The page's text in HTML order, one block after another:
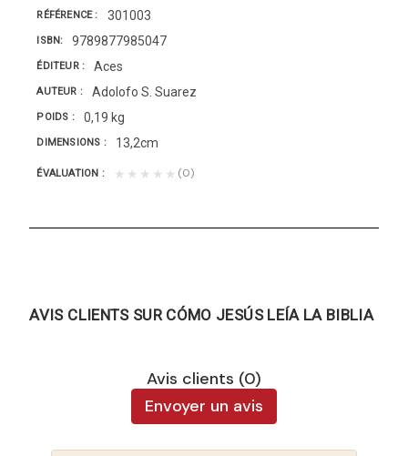
RÉFÉRENCE 301003
ISBN 9789877985047
ÉDITEUR Aces
AUTEUR Adolofo S. Suarez
POIDS 0,19 kg
DIMENSIONS 13,2cm
ÉVALUATION ★★★★★ (0)
AVIS CLIENTS SUR CÓMO JESÚS LEÍA LA BIBLIA
Avis clients (0)
Envoyer un avis